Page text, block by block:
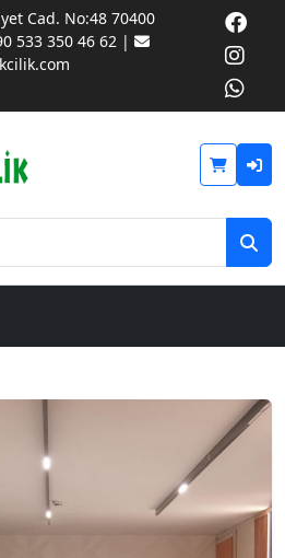
Cad. No:48 70400
533 350 46 62 |